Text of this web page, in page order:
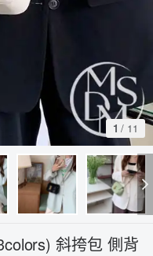
1 / 11
斜挎包 側背